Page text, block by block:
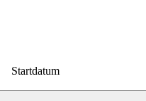
Startdatum